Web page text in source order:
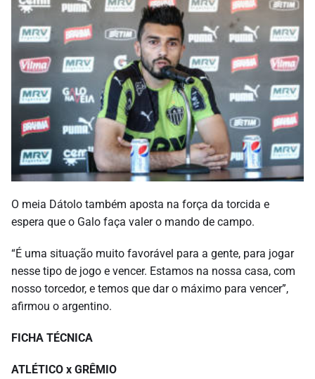
O meia Dátolo também aposta na força da torcida e
espera que o Galo faça valer o mando de campo.
“É uma situação muito favorável para a gente, para jogar
nesse tipo de jogo e vencer. Estamos na nossa casa, com
nosso torcedor, e temos que dar o máximo para vencer”,
afirmou o argentino.
FICHA TÉCNICA
ATLÉTICO x GRÊMIO